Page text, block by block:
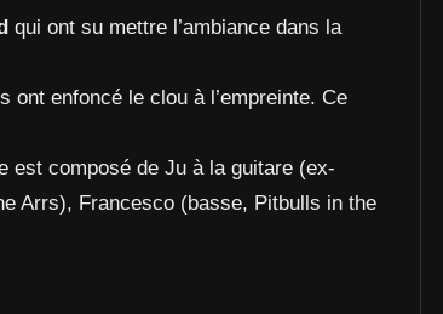
qui ont su mettre l’ambiance dans la
enfoncé le clou à l’empreinte. Ce
est composé de Ju à la guitare (ex-
Arrs), Francesco (basse, Pitbulls in the